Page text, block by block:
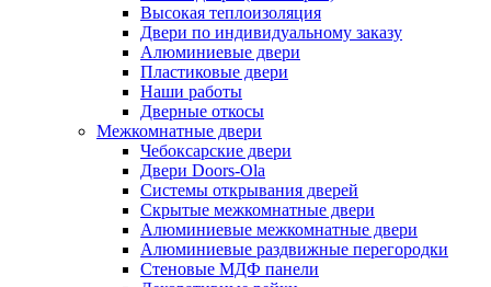
Высокая теплоизоляция
Двери по индивидуальному заказу
Алюминиевые двери
Пластиковые двери
Наши работы
Дверные откосы
Межкомнатные двери
Чебоксарские двери
Двери Doors-Ola
Системы открывания дверей
Скрытые межкомнатные двери
Алюминиевые межкомнатные двери
Алюминиевые раздвижные перегородки
Стеновые МДФ панели